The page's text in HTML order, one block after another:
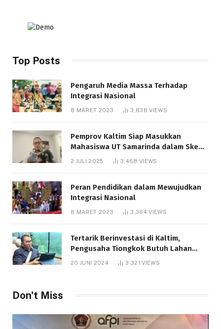
Top Posts
Pengaruh Media Massa Terhadap
Integrasi Nasional
8 MARET 2023 3,838VIEWS
Pemprov Kaltim Siap Masukkan
Mahasiswa UT Samarinda dalam Skema
Bantuan Pendidikan Gratispol
2 JULI 2025 3,468 VIEWS
Peran Pendidikan dalam Mewujudkan
Integrasi Nasional
8 MARET 2023 3,364VIEWS
Tertarik Berinvestasi di Kaltim,
Pengusaha Tiongkok Butuh Lahan
20 JUNI 2024 3,321VIEWS
Don't Miss